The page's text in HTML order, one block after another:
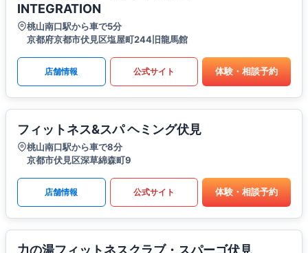
INTEGRATION
桃山南口駅から車で5分
京都府京都市伏見区塩屋町244旧龍馬館
店舗情報 公式サイト 体験・相談予約
フィットネス&スパ ヘミング伏見
桃山南口駅から車で8分
京都市伏見区深草綿森町9
店舗情報 公式サイト 体験・相談予約
力の湯フィットネスクラブ・スパーゴ伏見